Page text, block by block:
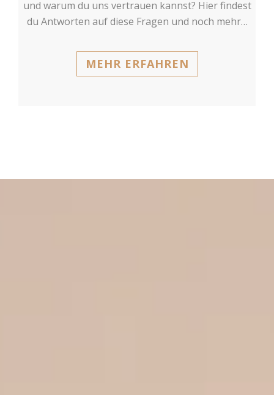
und warum du uns vertrauen kannst? Hier findest
du Antworten auf diese Fragen und noch mehr…
MEHR ERFAHREN